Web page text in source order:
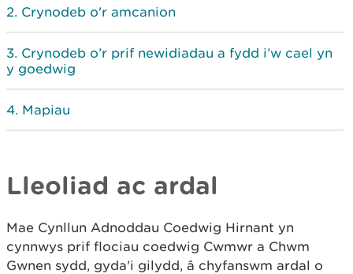
Crynodeb o'r amcanion
Crynodeb o’r prif newidiadau a fydd i’w cael yn
y goedwig
Mapiau
Lleoliad ac ardal
Mae Cynllun Adnoddau Coedwig Hirnant yn
cynnwys prif flociau coedwig Cwmwr a Chwm
Gwnen sydd, gyda'i gilydd, â chyfanswm ardal o